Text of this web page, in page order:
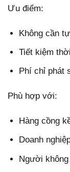
Ưu điểm:
Không cần
Tiết kiệm
Phí chỉ phát
Phù hợp với:
Hàng cồng
Doanh
Người